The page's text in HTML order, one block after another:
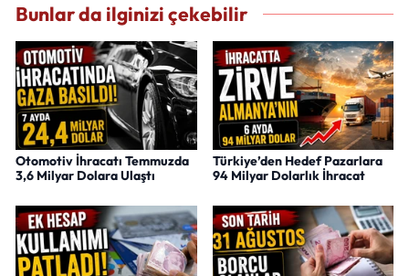
Bunlar da ilginizi çekebilir
Otomotiv İhracatı Temmuzda
3,6 Milyar Dolara Ulaştı
Türkiye’den Hedef Pazarlara
94 Milyar Dolarlık İhracat